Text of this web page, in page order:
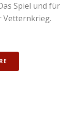
Spiel und für
Vetternkrieg.